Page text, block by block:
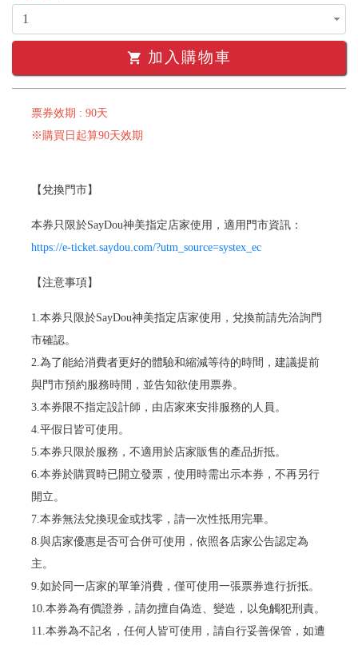
shopping_cart 加入購物車
票券效期 : 90天
※購買日起算90天效期
【兌換門市】
本券只限於SayDou神美指定店家使用，適用門市資訊：
https://e-ticket.saydou.com/?utm_source=systex_ec
【注意事項】
1.本券只限於SayDou神美指定店家使用，兌換前請先洽詢門
市確認。
2.為了能給消費者更好的體驗和縮減等待的時間，建議提前
與門市預約服務時間，並告知欲使用票券。
3.本券限不指定設計師，由店家來安排服務的人員。
4.平假日皆可使用。
5.本券只限於服務，不適用於店家販售的產品折抵。
6.本券於購買時已開立發票，使用時需出示本券，不再另行
開立。
7.本券無法兌換現金或找零，請一次性抵用完畢。
8.與店家優惠是否可合併可使用，依照各店家公告認定為
主。
9.如於同一店家的單筆消費，僅可使用一張票券進行折抵。
10.本券為有價證券，請勿擅自偽造、變造，以免觸犯刑責。
11.本券為不記名，任何人皆可使用，請自行妥善保管，如遭